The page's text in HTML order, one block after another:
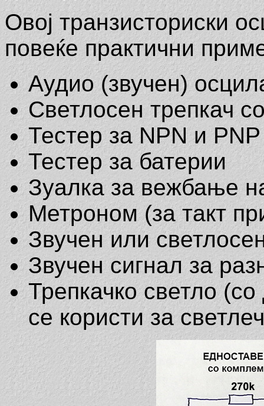
Овој транзисториски
повеќе практични
Аудио (звучен)
Светлосен трепкач
Тестер за NPN и
Тестер за батерии
Зуалка за вежбање
Метроном (за такт
Звучен или
Звучен сигнал за
Трепкачко светло
се користи за